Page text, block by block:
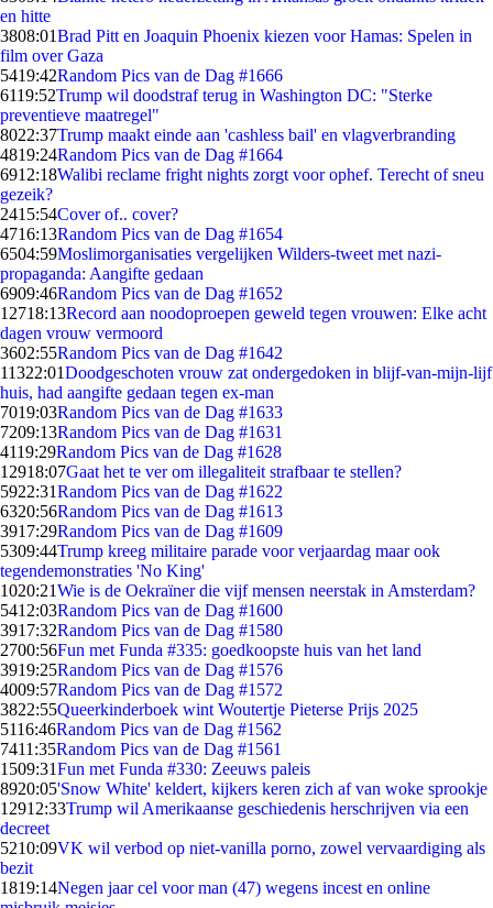
en hitte
3808:01Brad Pitt en Joaquin Phoenix kiezen voor Hamas: Spelen in
film over Gaza
5419:42Random Pics van de Dag #1666
6119:52Trump wil doodstraf terug in Washington DC: "Sterke
preventieve maatregel"
8022:37Trump maakt einde aan 'cashless bail' en vlagverbranding
4819:24Random Pics van de Dag #1664
6912:18Walibi reclame fright nights zorgt voor ophef. Terecht of sneu
gezeik?
2415:54Cover of.. cover?
4716:13Random Pics van de Dag #1654
6504:59Moslimorganisaties vergelijken Wilders-tweet met nazi-
propaganda: Aangifte gedaan
6909:46Random Pics van de Dag #1652
12718:13Record aan noodoproepen geweld tegen vrouwen: Elke acht
dagen vrouw vermoord
3602:55Random Pics van de Dag #1642
11322:01Doodgeschoten vrouw zat ondergedoken in blijf-van-mijn-lijf
huis, had aangifte gedaan tegen ex-man
7019:03Random Pics van de Dag #1633
7209:13Random Pics van de Dag #1631
4119:29Random Pics van de Dag #1628
12918:07Gaat het te ver om illegaliteit strafbaar te stellen?
5922:31Random Pics van de Dag #1622
6320:56Random Pics van de Dag #1613
3917:29Random Pics van de Dag #1609
5309:44Trump kreeg militaire parade voor verjaardag maar ook
tegendemonstraties 'No King'
1020:21Wie is de Oekraïner die vijf mensen neerstak in Amsterdam?
5412:03Random Pics van de Dag #1600
3917:32Random Pics van de Dag #1580
2700:56Fun met Funda #335: goedkoopste huis van het land
3919:25Random Pics van de Dag #1576
4009:57Random Pics van de Dag #1572
3822:55Queerkinderboek wint Woutertje Pieterse Prijs 2025
5116:46Random Pics van de Dag #1562
7411:35Random Pics van de Dag #1561
1509:31Fun met Funda #330: Zeeuws paleis
8920:05'Snow White' keldert, kijkers keren zich af van woke sprookje
12912:33Trump wil Amerikaanse geschiedenis herschrijven via een
decreet
5210:09VK wil verbod op niet-vanilla porno, zowel vervaardiging als
bezit
1819:14Negen jaar cel voor man (47) wegens incest en online